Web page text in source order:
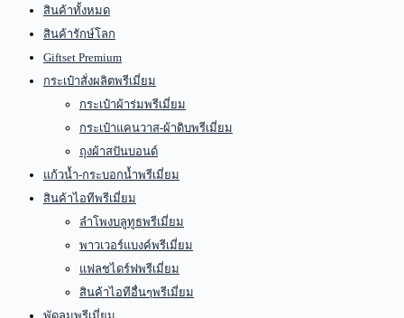
สินค้าทั้งหมด
สินค้ารักษ์โลก
Giftset Premium
กระเป๋าสั่งผลิตพรีเมี่ยม
กระเป๋าผ้าร่มพรีเมี่ยม
กระเป๋าแคนวาส-ผ้าดิบพรีเมี่ยม
ถุงผ้าสปันบอนด์
แก้วน้ำ-กระบอกน้ำพรีเมี่ยม
สินค้าไอทีพรีเมี่ยม
ลำโพงบลูทูธพรีเมี่ยม
พาวเวอร์แบงค์พรีเมี่ยม
แฟลชไดร์ฟพรีเมี่ยม
สินค้าไอทีอื่นๆพรีเมี่ยม